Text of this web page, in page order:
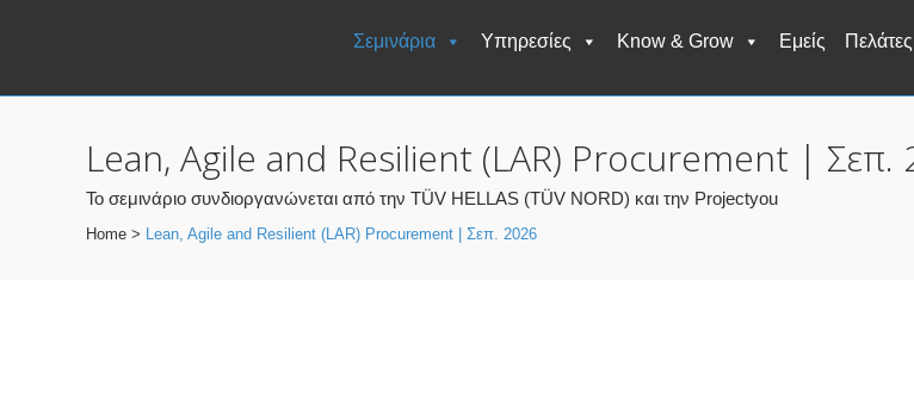
Σεμινάρια Υπηρεσίες Know & Grow Εμείς Πελάτες
Lean, Agile and Resilient (LAR) Procurement | Σεπ.
Το σεμινάριο συνδιοργανώνεται από την TÜV HELLAS (TÜV NORD) και την Projectyou
Home > Lean, Agile and Resilient (LAR) Procurement | Σεπ. 2026